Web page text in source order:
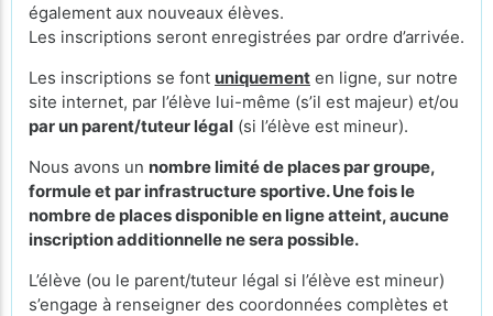
également aux nouveaux élèves.
Les inscriptions seront enregistrées par ordre d’arrivée.
Les inscriptions se font uniquement en ligne, sur notre
site internet, par l’élève lui-même (s’il est majeur) et/ou
par un parent/tuteur légal (si l’élève est mineur).
Nous avons un nombre limité de places par groupe,
formule et par infrastructure sportive. Une fois le
nombre de places disponible en ligne atteint, aucune
inscription additionnelle ne sera possible.
L’élève (ou le parent/tuteur légal si l’élève est mineur)
s’engage à renseigner des coordonnées complètes et